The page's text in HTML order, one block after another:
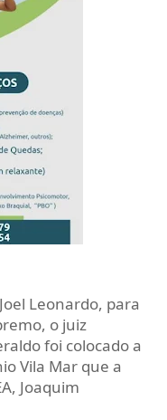
Leonardo, para
o juiz
foi colocado a
Vila Mar que a
Joaquim